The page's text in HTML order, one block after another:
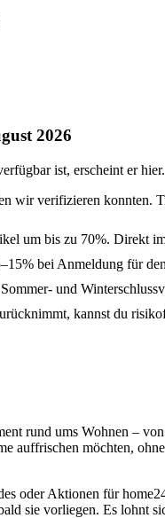
2026
ist, erscheint er hier.
wir verifizieren konnten.
um bis zu 70%. Direkt
bei Anmeldung für
und
kannst du
rund ums Wohnen –
auffrischen möchten,
oder Aktionen für
sie vorliegen. Es lohnt